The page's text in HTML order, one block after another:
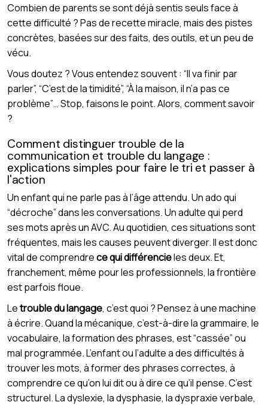
Combien de parents se sont déjà sentis seuls face à
cette difficulté ? Pas de recette miracle, mais des pistes
concrètes, basées sur des faits, des outils, et un peu de
vécu.
Vous doutez ? Vous entendez souvent : “Il va finir par
parler”, “C’est de la timidité”, “À la maison, il n’a pas ce
problème”… Stop, faisons le point. Alors, comment savoir
?
Comment distinguer trouble de la
communication et trouble du langage :
explications simples pour faire le tri et passer à
l'action
Un enfant qui ne parle pas à l’âge attendu. Un ado qui
“décroche” dans les conversations. Un adulte qui perd
ses mots après un AVC. Au quotidien, ces situations sont
fréquentes, mais les causes peuvent diverger. Il est donc
vital de comprendrece qui différencieles deux. Et,
franchement, même pour les professionnels, la frontière
est parfois floue.
Letrouble du langage, c’est quoi ? Pensez à une machine
à écrire. Quand la mécanique, c’est-à-dire la grammaire, le
vocabulaire, la formation des phrases, est “cassée” ou
mal programmée. L’enfant ou l’adulte a des difficultés à
trouver les mots, à former des phrases correctes, à
comprendre ce qu’on lui dit ou à dire ce qu’il pense. C’est
structurel. La dyslexie, la dysphasie, la dyspraxie verbale,